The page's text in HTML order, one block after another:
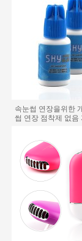
속눈썹 연장을위한
썹 연장 점착제 없음